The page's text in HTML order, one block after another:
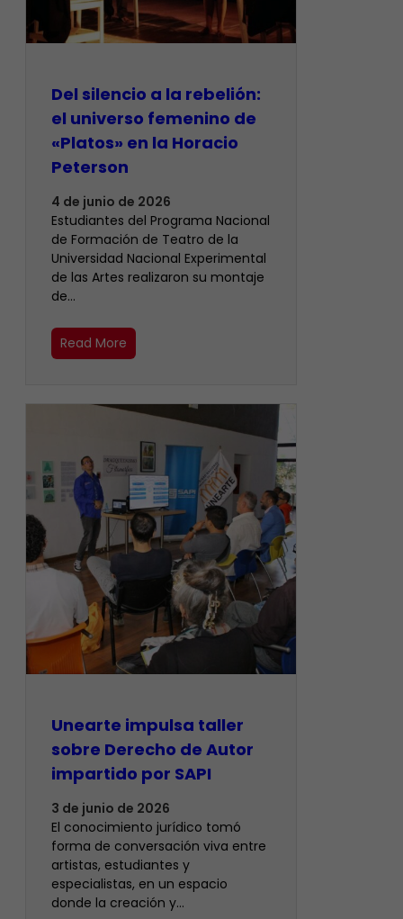
Del silencio a la rebelión:
el universo femenino de
«Platos» en la Horacio
Peterson
4 de junio de 2026
Estudiantes del Programa Nacional
de Formación de Teatro de la
Universidad Nacional Experimental
de las Artes realizaron su montaje
de…
Read More
Unearte impulsa taller
sobre Derecho de Autor
impartido por SAPI
3 de junio de 2026
El conocimiento jurídico tomó
forma de conversación viva entre
artistas, estudiantes y
especialistas, en un espacio
donde la creación y…